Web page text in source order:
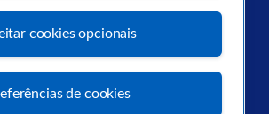
cookies opcionais
de cookies